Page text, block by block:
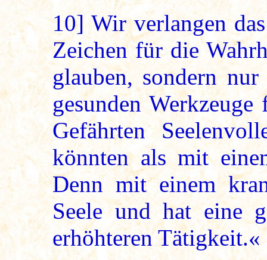
10] Wir verlangen
Zeichen für die
glauben, sondern
gesunden
Gefährten
könnten als mit
Denn mit einem
Seele und hat eine
erhöhteren Tätigkeit.«